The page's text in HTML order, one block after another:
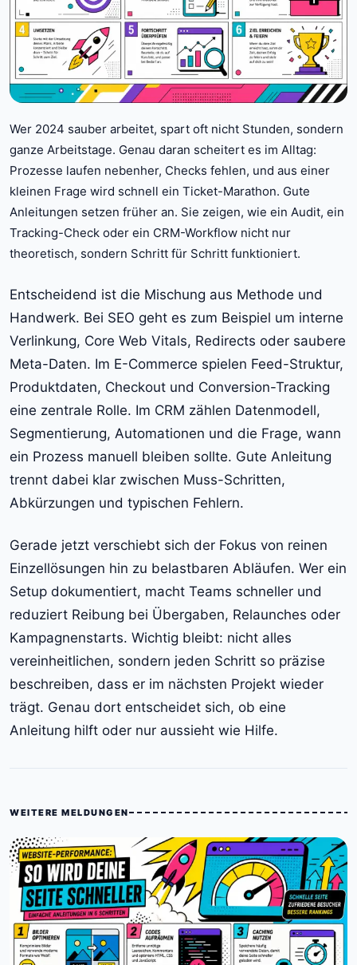
Wer 2024 sauber arbeitet, spart oft nicht Stunden, sondern
ganze Arbeitstage. Genau daran scheitert es im Alltag:
Prozesse laufen nebenher, Checks fehlen, und aus einer
kleinen Frage wird schnell ein Ticket-Marathon. Gute
Anleitungen setzen früher an. Sie zeigen, wie ein Audit, ein
Tracking-Check oder ein CRM-Workflow nicht nur
theoretisch, sondern Schritt für Schritt funktioniert.
Entscheidend ist die Mischung aus Methode und
Handwerk. Bei SEO geht es zum Beispiel um interne
Verlinkung, Core Web Vitals, Redirects oder saubere
Meta-Daten. Im E-Commerce spielen Feed-Struktur,
Produktdaten, Checkout und Conversion-Tracking
eine zentrale Rolle. Im CRM zählen Datenmodell,
Segmentierung, Automationen und die Frage, wann
ein Prozess manuell bleiben sollte. Gute Anleitung
trennt dabei klar zwischen Muss-Schritten,
Abkürzungen und typischen Fehlern.
Gerade jetzt verschiebt sich der Fokus von reinen
Einzellösungen hin zu belastbaren Abläufen. Wer ein
Setup dokumentiert, macht Teams schneller und
reduziert Reibung bei Übergaben, Relaunches oder
Kampagnenstarts. Wichtig bleibt: nicht alles
vereinheitlichen, sondern jeden Schritt so präzise
beschreiben, dass er im nächsten Projekt wieder
trägt. Genau dort entscheidet sich, ob eine
Anleitung hilft oder nur aussieht wie Hilfe.
WEITERE MELDUNGEN